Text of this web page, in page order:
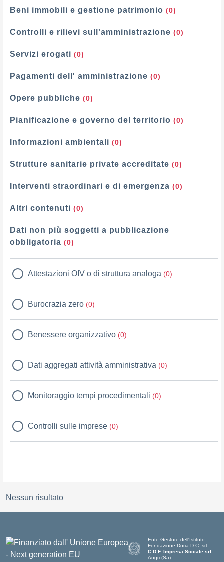
Beni immobili e gestione patrimonio (0)
Controlli e rilievi sull'amministrazione (0)
Servizi erogati (0)
Pagamenti dell' amministrazione (0)
Opere pubbliche (0)
Pianificazione e governo del territorio (0)
Informazioni ambientali (0)
Strutture sanitarie private accreditate (0)
Interventi straordinari e di emergenza (0)
Altri contenuti (0)
Dati non più soggetti a pubblicazione
obbligatoria (0)
Attestazioni OIV o di struttura analoga (0)
Burocrazia zero (0)
Benessere organizzativo (0)
Dati aggregati attività amministrativa (0)
Monitoraggio tempi procedimentali (0)
Controlli sulle imprese (0)
Nessun risultato
Ente Gestore dell'Istituto
Fondazione Doria D.C. srl
C.D.F. Impresa Sociale srl
Angri (Sa)